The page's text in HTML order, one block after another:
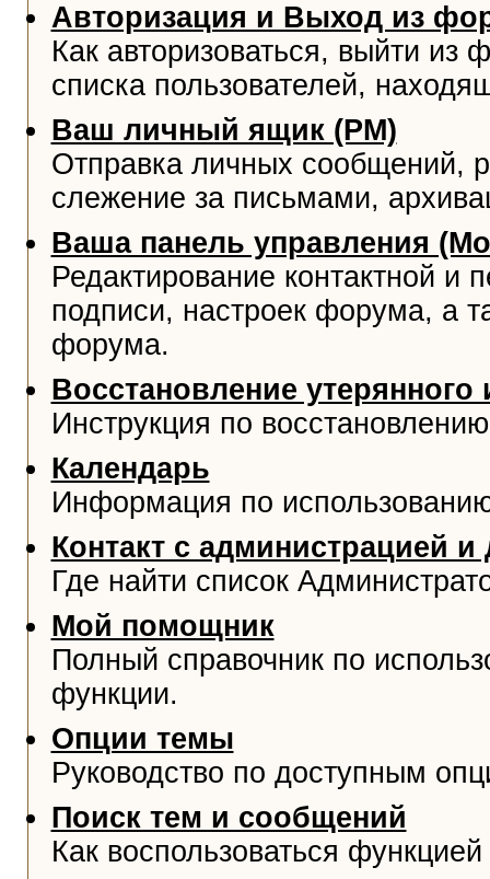
Авторизация и Выход из
Как авторизоваться, выйти из
списка пользователей,
Ваш личный ящик (PM)
Отправка личных сообщений,
слежение за письмами,
Ваша панель управления
Редактирование контактной
подписи, настроек форума, а
форума.
Восстановление
Инструкция по
Календарь
Информация по
Контакт с администрацией
Где найти список
Мой помощник
Полный справочник по
функции.
Опции темы
Руководство по доступным
Поиск тем и сообщений
Как воспользоваться